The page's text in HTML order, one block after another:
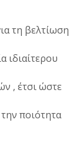
τη βελτίωση
ιδιαίτερου
, έτσι ώστε
ποιότητα